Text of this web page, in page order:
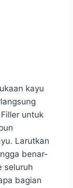
kayu
untuk
Larutkan
benar-
seluruh
bagian